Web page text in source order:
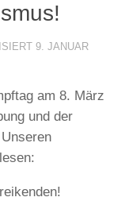
9. JANUAR
am 8. März
und der